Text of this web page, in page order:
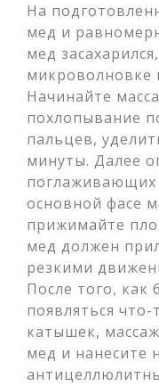
На
мед и
мед
микроволновке
Начинайте
похлопывание
пальцев,
минуты. Далее
поглаживающих
основной фасе
прижимайте
мед должен
резкими
После того, как
появляться
катышек,
мед и нанесите